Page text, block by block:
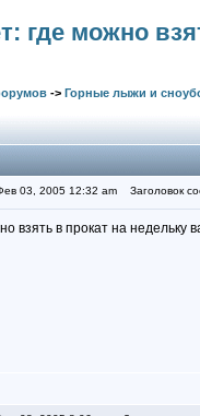
где можно
-> Горные лыжи и
03, 2005 12:32 am Заголовок
взять в прокат на недельку